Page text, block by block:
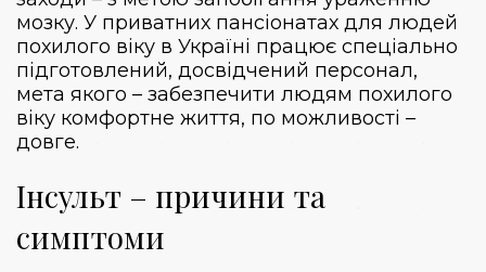
мозку. У приватних пансіонатах для людей
похилого віку в Україні працює спеціально
підготовлений, досвідчений персонал,
мета якого – забезпечити людям похилого
віку комфортне життя, по можливості –
довге.
Інсульт – причини та
симптоми